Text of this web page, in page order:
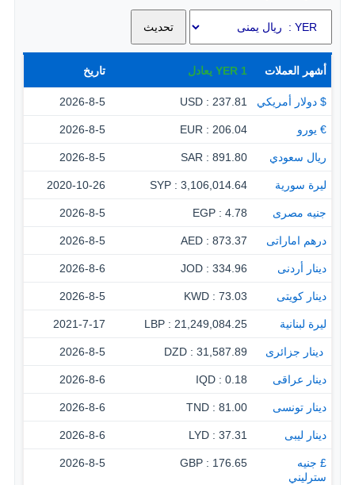
أشهر العملات 1
YER يعادل تاريخ
$ دولار أمريكي 237.81 : USD
2026-8-5
€ يورو 206.04 : EUR
2026-8-5
ريال سعودي 891.80 : SAR
2026-8-5
ليرة سورية 3,106,014.64 : SYP
2020-10-26
جنيه مصرى 4.78 : EGP
2026-8-5
درهم اماراتى 873.37 : AED
2026-8-5
دينار أردنى 334.96 : JOD
2026-8-6
دينار كويتى 73.03 : KWD
2026-8-5
ليرة لبنانية 21,249,084.25 : LBP
2021-7-17
‏ دينار جزائرى 31,587.89 : DZD
2026-8-5
دينار عراقى 0.18 : IQD
2026-8-6
دينار تونسى 81.00 : TND
2026-8-6
دينار ليبى 37.31 : LYD
2026-8-6
£ جنيه
سترليني
176.65 : GBP
2026-8-5